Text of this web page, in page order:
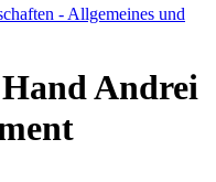
- Allgemeines und
Andrei